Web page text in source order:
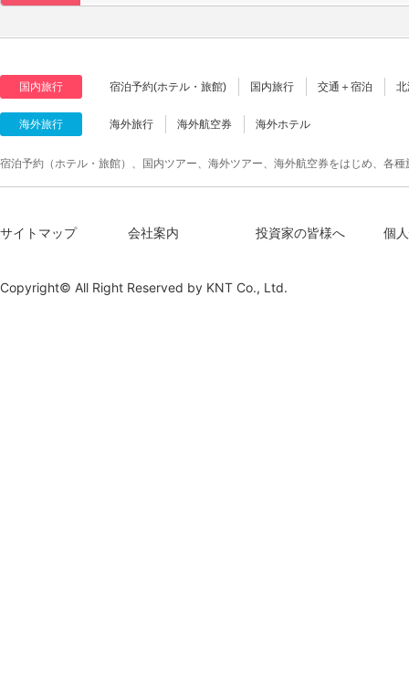
国内旅行 宿泊予約(ホテル・旅館) 国内旅行 交通＋宿泊
海外旅行 海外旅行 海外航空券 海外ホテル
宿泊予約（ホテル・旅館）、国内ツアー、海外ツアー、海外航空券をはじめ、各
サイトマップ 会社案内 投資家の皆様へ 個
Copyright© All Right Reserved by KNT Co., Ltd.